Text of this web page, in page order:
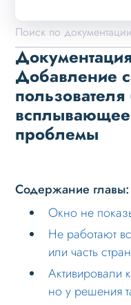
Описание курса
Описание
Установка
Возможные
Окно не
Не работают
но у
Вопросы по
Добавление
проблемы
Содержание главы:
Окно не
Не работают
или часть
Активировали
но у решения